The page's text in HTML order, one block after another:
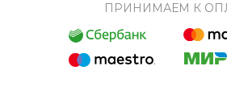
ПРИНИМАЕМ К